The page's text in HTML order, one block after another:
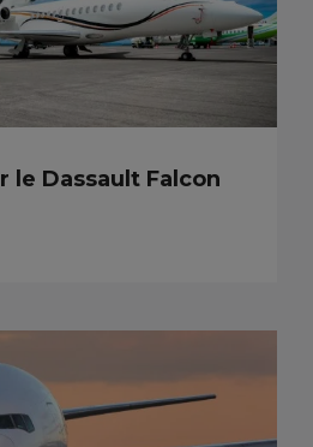
le Dassault Falcon